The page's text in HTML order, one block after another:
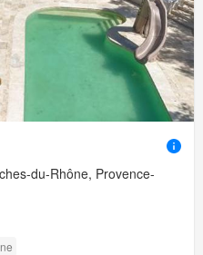
du-Rhône, Provence-